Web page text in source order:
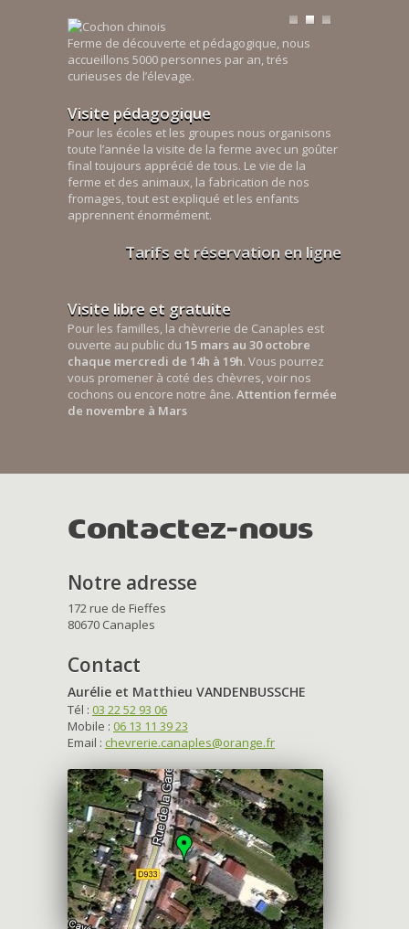
Ferme de découverte et pédagogique, nous
accueillons 5000 personnes par an, trés
curieuses de l’élevage.
Visite pédagogique
Pour les écoles et les groupes nous organisons
toute l’année la visite de la ferme avec un goûter
final toujours apprécié de tous. Le vie de la
ferme et des animaux, la fabrication de nos
fromages, tout est expliqué et les enfants
apprennent énormément.
Tarifs et réservation en ligne
Visite libre et gratuite
Pour les familles, la chèvrerie de Canaples est
ouverte au public du 15 mars au 30 octobre
chaque mercredi de 14h à 19h. Vous pourrez
vous promener à coté des chèvres, voir nos
cochons ou encore notre âne. Attention fermée
de novembre à Mars
Contactez-nous
Notre adresse
172 rue de Fieffes
80670 Canaples
Contact
Aurélie et Matthieu VANDENBUSSCHE
Tél : 03 22 52 93 06
Mobile : 06 13 11 39 23
Email : chevrerie.canaples@orange.fr